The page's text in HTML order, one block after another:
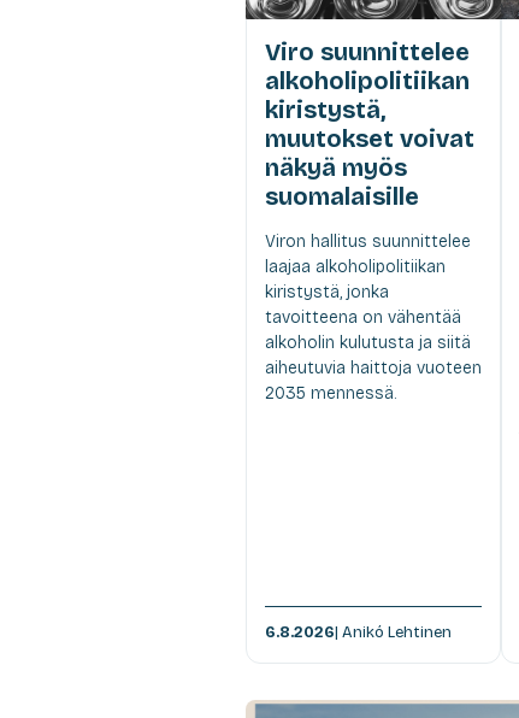
Viro suunnittelee
alkoholipolitiikan
kiristystä,
muutokset voivat
näkyä myös
suomalaisille
Viron hallitus suunnittelee
laajaa alkoholipolitiikan
kiristystä, jonka
tavoitteena on vähentää
alkoholin kulutusta ja siitä
aiheutuvia haittoja vuoteen
2035 mennessä.
6.8.2026| Anikó Lehtinen